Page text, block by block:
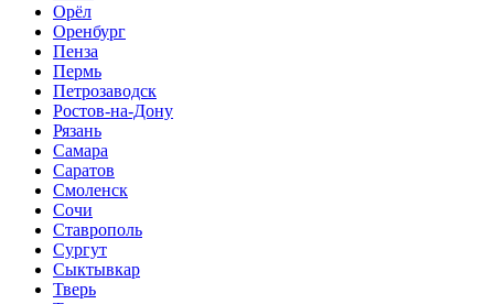
Орёл
Оренбург
Пенза
Пермь
Петрозаводск
Ростов-на-Дону
Рязань
Самара
Саратов
Смоленск
Сочи
Ставрополь
Сургут
Сыктывкар
Тверь